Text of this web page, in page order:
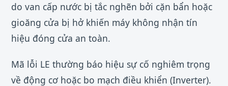
do van cấp nước bị tắc nghẽn bởi cặn bẩn hoặc
gioăng cửa bị hở khiến máy không nhận tín
hiệu đóng cửa an toàn.
Mã lỗi LE thường báo hiệu sự cố nghiêm trọng
về động cơ hoặc bo mạch điều khiển (Inverter).